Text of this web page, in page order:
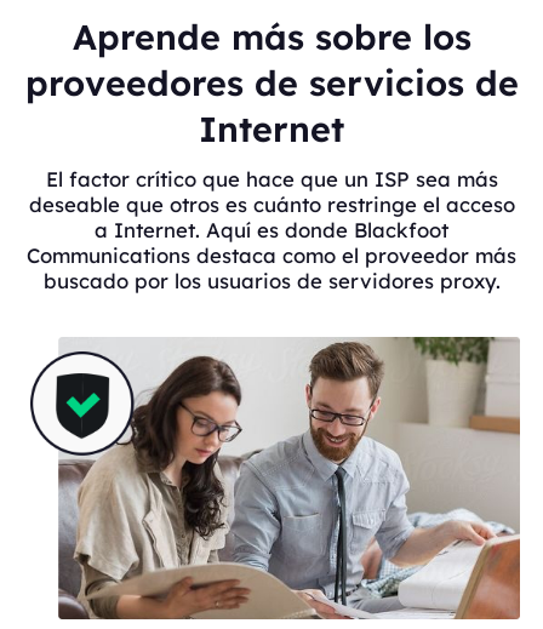
Aprende más sobre los
proveedores de servicios de
Internet
El factor crítico que hace que un ISP sea más
deseable que otros es cuánto restringe el acceso
a Internet. Aquí es donde Blackfoot
Communications destaca como el proveedor más
buscado por los usuarios de servidores proxy.